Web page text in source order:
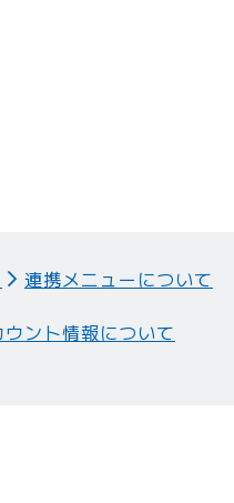
連携メニューについて
ウント情報について